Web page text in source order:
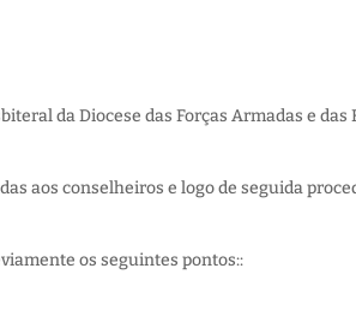
da Diocese das Forças Armadas e das
aos conselheiros e logo de seguida
os seguintes pontos::